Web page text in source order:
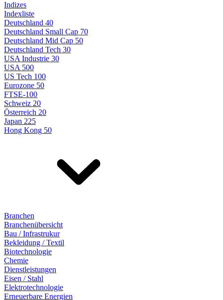
Indizes
Indexliste
Deutschland 40
Deutschland Small Cap 70
Deutschland Mid Cap 50
Deutschland Tech 30
USA Industrie 30
USA 500
US Tech 100
Eurozone 50
FTSE-100
Schweiz 20
Österreich 20
Japan 225
Hong Kong 50
Branchen
Branchenübersicht
Bau / Infrastrukur
Bekleidung / Textil
Biotechnologie
Chemie
Dienstleistungen
Eisen / Stahl
Elektrotechnologie
Erneuerbare Energien